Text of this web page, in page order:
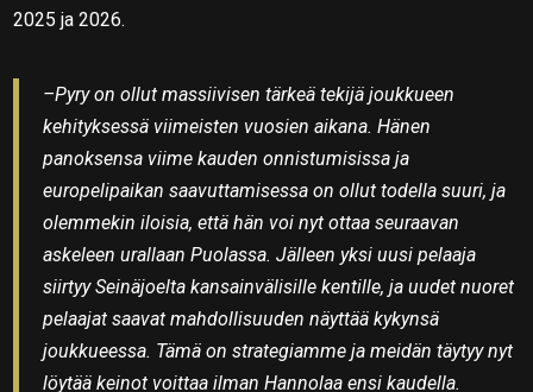
2025 ja 2026.
–Pyry on ollut massiivisen tärkeä tekijä joukkueen
kehityksessä viimeisten vuosien aikana. Hänen
panoksensa viime kauden onnistumisissa ja
europelipaikan saavuttamisessa on ollut todella suuri, ja
olemmekin iloisia, että hän voi nyt ottaa seuraavan
askeleen urallaan Puolassa. Jälleen yksi uusi pelaaja
siirtyy Seinäjoelta kansainvälisille kentille, ja uudet nuoret
pelaajat saavat mahdollisuuden näyttää kykynsä
joukkueessa. Tämä on strategiamme ja meidän täytyy nyt
löytää keinot voittaa ilman Hannolaa ensi kaudella.